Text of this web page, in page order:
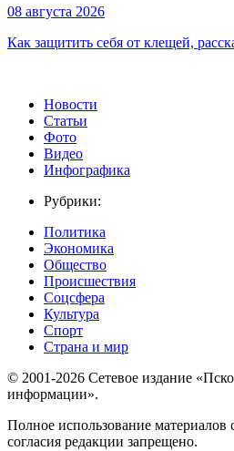
08 августа 2026
Как защитить себя от клещей,
Новости
Статьи
Фото
Видео
Инфографика
Рубрики:
Политика
Экономика
Общество
Происшествия
Соцсфера
Культура
Спорт
Страна и мир
© 2001-2026 Сетевое издание
информации».
Полное использование материалов
согласия редакции запрещено.